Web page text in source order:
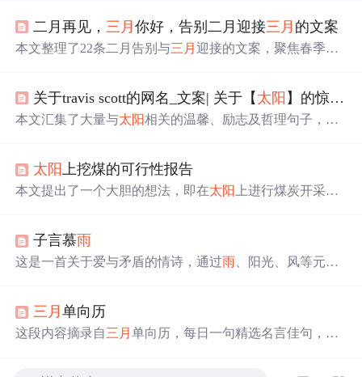
二月再见， 三月你好，告别二月迎接三月 的文案
本文整理了22条二月告别与三月迎接的文案，聚焦春季意
发布、节日营销文案及用户运营场景，突出季节更替中的
情感共鸣与正向激励，不涉及具体技术实现或IT系统功
关于travis scott的网名_文案| 关于【 太阳 】的惊艳句子
本文汇集了大量与太阳相关的温馨、励志及哲理句子，通
太阳上挖煤的可行性报告
本文提出了一个大胆的想法，即在太阳
上进行煤炭开采以
后详细介绍了具体的开采方法。
子言慕雨
这是一首关于爱与矛盾的情诗，通过雨 、阳光、风等元素
三月单向历
这段内容摘录自三月单向历，每日一句精选名言佳句，涵